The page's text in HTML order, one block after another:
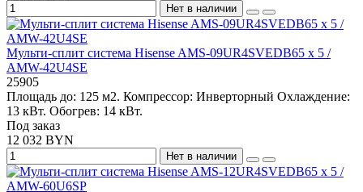
Нет в наличии
Мульти-сплит система Hisense AMS-09UR4SVEDB65 x 5 /
AMW-42U4SE
25905
Площадь до: 125 м2. Компрессор: Инверторный Охлаждение:
13 кВт. Обогрев: 14 кВт.
Под заказ
12 032 BYN
Нет в наличии